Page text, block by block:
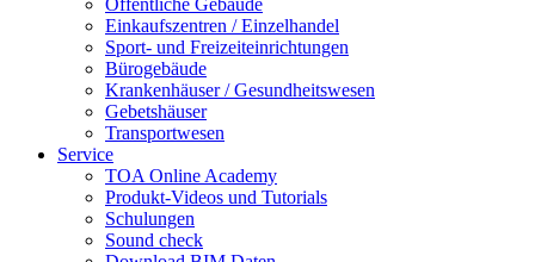
Öffentliche Gebäude
Einkaufszentren / Einzelhandel
Sport- und Freizeiteinrichtungen
Bürogebäude
Krankenhäuser / Gesundheitswesen
Gebetshäuser
Transportwesen
Service
TOA Online Academy
Produkt-Videos und Tutorials
Schulungen
Sound check